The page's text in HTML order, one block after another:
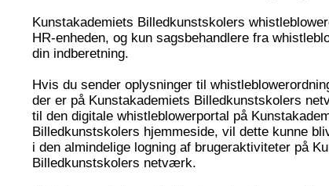
Kunstakademiets Billedkunstskolers
HR-enheden, og kun sagsbehandlere fra
din indberetning.
Hvis du sender oplysninger til
der er på Kunstakademiets Billedkunstskolers
til den digitale whistleblowerportal på
Billedkunstskolers hjemmeside, vil dette kunne
i den almindelige logning af brugeraktiviteter på
Billedkunstskolers netværk.